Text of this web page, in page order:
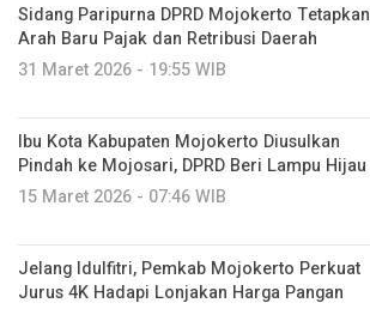
Sidang Paripurna DPRD Mojokerto Tetapkan
Arah Baru Pajak dan Retribusi Daerah
31 Maret 2026 - 19:55 WIB
Ibu Kota Kabupaten Mojokerto Diusulkan
Pindah ke Mojosari, DPRD Beri Lampu Hijau
15 Maret 2026 - 07:46 WIB
Jelang Idulfitri, Pemkab Mojokerto Perkuat
Jurus 4K Hadapi Lonjakan Harga Pangan